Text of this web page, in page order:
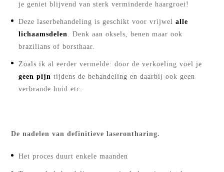
je geniet blijvend van sterk verminderde haargroei!
Deze laserbehandeling is geschikt voor vrijwelalle
lichaamsdelen. Denk aan oksels, benen maar ook
brazilians of borsthaar.
Zoals ik al eerder vermelde: door de verkoeling voel je
geen pijn tijdens de behandeling en daarbij ook geen
verbrande huid etc.
De nadelen van definitieve laserontharing.
Het proces duurt enkele maanden